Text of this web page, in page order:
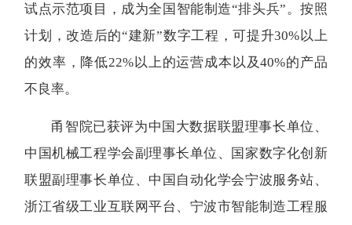
试点示范项目，成为全国智能制造“排头兵”。按照
计划，改造后的“建新”数字工程，可提升30%以上
的效率，降低22%以上的运营成本以及40%的产品
不良率。
甬智院已获评为中国大数据联盟理事长单位、
中国机械工程学会副理事长单位、国家数字化创新
联盟副理事长单位、中国自动化学会宁波服务站、
浙江省级工业互联网平台、宁波市智能制造工程服